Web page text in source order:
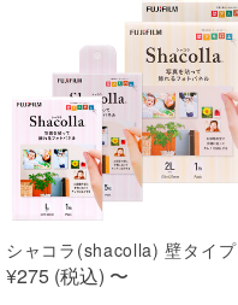
シャコラ(shacolla) 壁タイプ
¥275 (税込) 〜